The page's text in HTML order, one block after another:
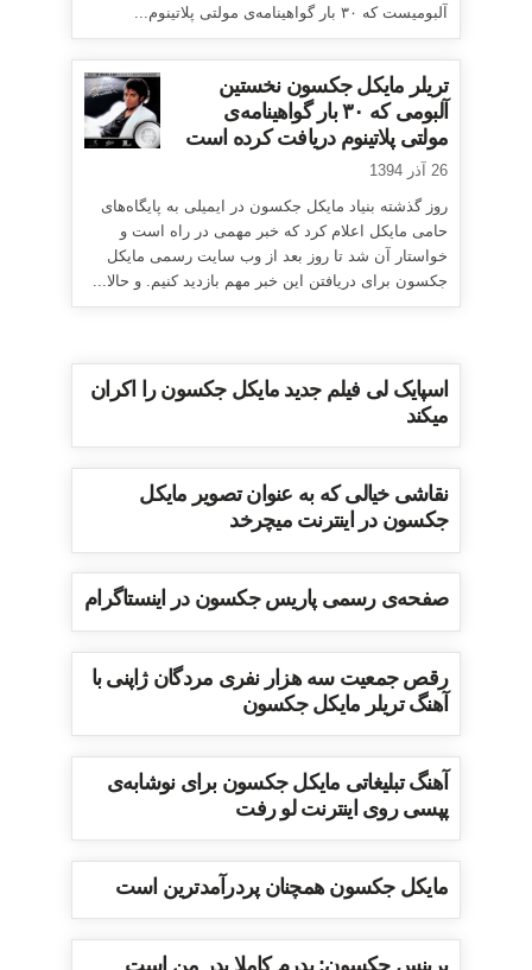
آلبومیست که ۳۰ بار گواهینامه‌ی مولتی پلاتینوم...
تریلر مایکل جکسون نخستین
آلبومی که ۳۰ بار گواهینامه‌ی
مولتی پلاتینوم دریافت کرده است
26 آذر 1394
روز گذشته بنیاد مایکل جکسون در ایمیلی به پایگاه‌های
حامی مایکل اعلام کرد که خبر مهمی در راه است و
خواستار آن شد تا روز بعد از وب سایت رسمی مایکل
جکسون برای دریافتن این خبر مهم بازدید کنیم. و حالا...
اسپایک لی فیلم جدید مایکل جکسون را اکران
میکند
نقاشی خیالی که به عنوان تصویر مایکل
جکسون در اینترنت میچرخد
صفحه‌ی رسمی پاریس جکسون در اینستاگرام
رقص جمعیت سه هزار نفری مردگان ژاپنی با
آهنگ تریلر مایکل جکسون
آهنگ تبلیغاتی مایکل جکسون برای نوشابه‌ی
پپسی روی اینترنت لو رفت
مایکل جکسون همچنان پردرآمدترین است